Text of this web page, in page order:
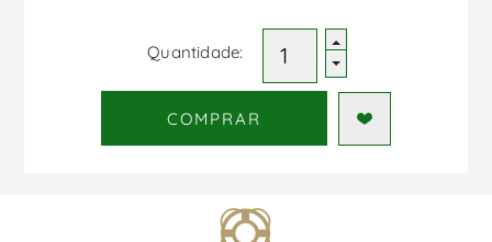
Quantidade:
COMPRAR